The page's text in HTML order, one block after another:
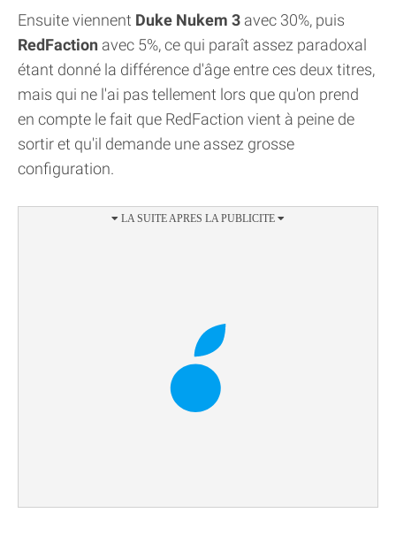
Ensuite viennent Duke Nukem 3 avec 30%, puis
RedFaction avec 5%, ce qui paraît assez paradoxal
étant donné la différence d'âge entre ces deux titres,
mais qui ne l'ai pas tellement lors que qu'on prend
en compte le fait que RedFaction vient à peine de
sortir et qu'il demande une assez grosse
configuration.